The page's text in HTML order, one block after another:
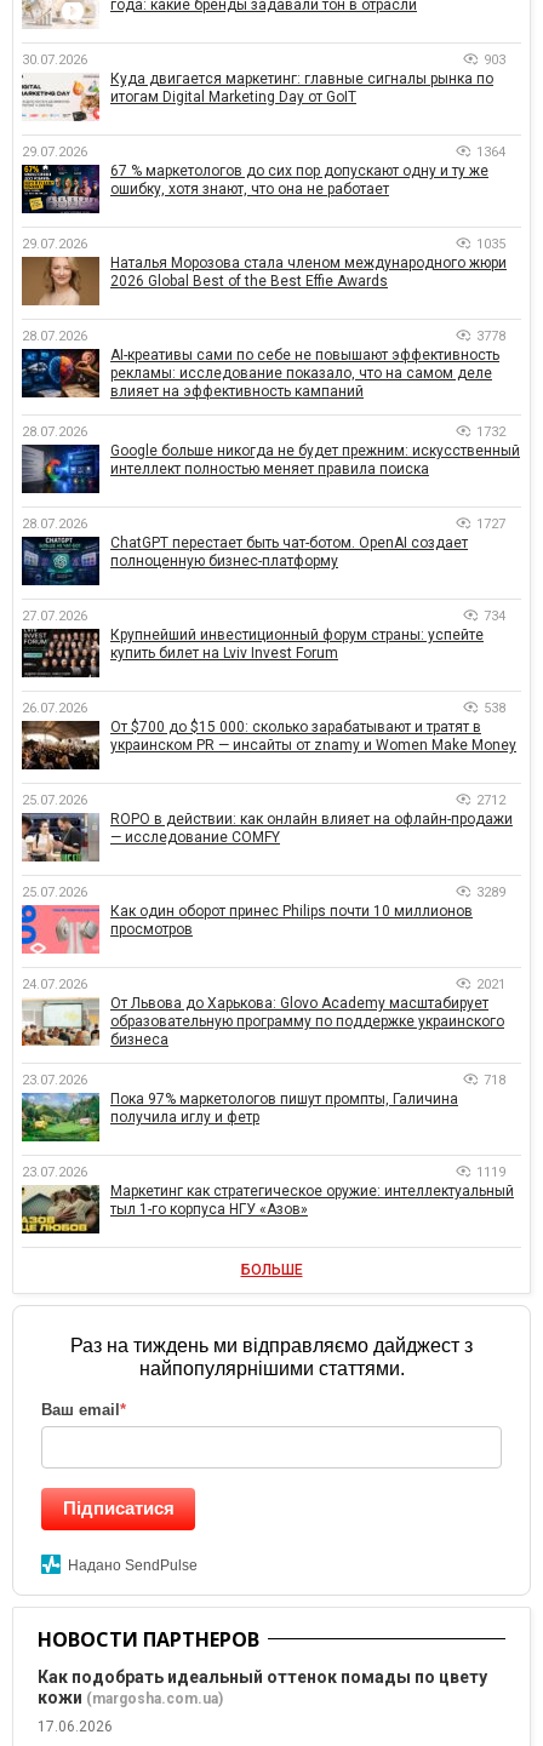
года: какие бренды задавали тон в отрасли
30.07.2026 903
Куда двигается маркетинг: главные сигналы рынка по
итогам Digital Marketing Day от GoIT
29.07.2026 1364
67 % маркетологов до сих пор допускают одну и ту же
ошибку, хотя знают, что она не работает
29.07.2026 1035
Наталья Морозова стала членом международного жюри
2026 Global Best of the Best Effie Awards
28.07.2026 3778
AI-креативы сами по себе не повышают эффективность
рекламы: исследование показало, что на самом деле
влияет на эффективность кампаний
28.07.2026 1732
Google больше никогда не будет прежним: искусственный
интеллект полностью меняет правила поиска
28.07.2026 1727
ChatGPT перестает быть чат-ботом. OpenAI создает
полноценную бизнес-платформу
27.07.2026 734
Крупнейший инвестиционный форум страны: успейте
купить билет на Lviv Invest Forum
26.07.2026 538
От $700 до $15 000: сколько зарабатывают и тратят в
украинском PR — инсайты от znamy и Women Make Money
25.07.2026 2712
ROPO в действии: как онлайн влияет на офлайн-продажи
— исследование COMFY
25.07.2026 3289
Как один оборот принес Philips почти 10 миллионов
просмотров
24.07.2026 2021
От Львова до Харькова: Glovo Academy масштабирует
образовательную программу по поддержке украинского
бизнеса
23.07.2026 718
Пока 97% маркетологов пишут промпты, Галичина
получила иглу и фетр
23.07.2026 1119
Маркетинг как стратегическое оружие: интеллектуальный
тыл 1-го корпуса НГУ «Азов»
БОЛЬШЕ
Раз на тиждень ми відправляємо дайджест з
найпопулярнішими статтями.
Ваш email*
Підписатися
Надано SendPulse
НОВОСТИ ПАРТНЕРОВ
Как подобрать идеальный оттенок помады по цвету
кожи (margosha.com.ua)
17.06.2026